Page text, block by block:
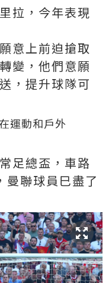
拉，今年表現
意上前迫搶取
變，他們意願
，提升球隊可
足總盃，車路
曼聯球員巳盡了